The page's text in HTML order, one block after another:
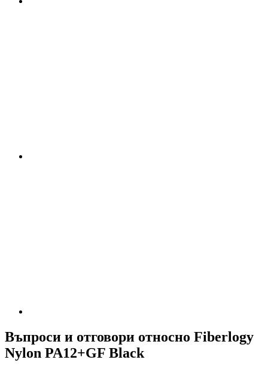
Въпроси и отговори относно Fiberlogy
Nylon PA12+GF Black